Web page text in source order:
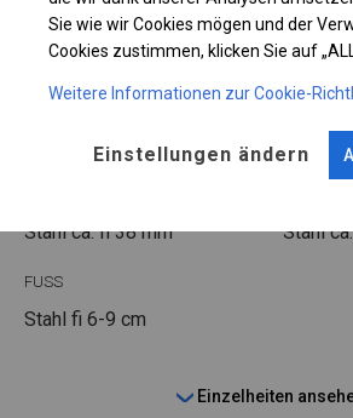
KONSTRUKTION
Stahl ca.fi 38 mm Stahl ca.
FUSS
Stahl fi 6-9 cm
Einzelheiten
Sie wie wir Cookies mögen und der
Cookies zustimmen, klicken Sie auf
Weitere Informationen zur Cookie-
Einstellungen ändern